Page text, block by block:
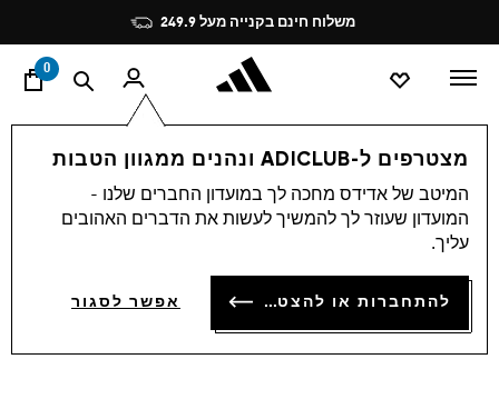
Pause
promotion
rotation
משלוח חינם בקנייה מעל 249.9
0
מצטרפים ל-ADICLUB ונהנים ממגוון הטבות
המיטב של אדידס מחכה לך במועדון החברים שלנו -
המועדון שעוזר לך להמשיך לעשות את הדברים האהובים
עליך.
להתחברות או להצטרפות אפשר לסגור
4.8
מתוך
ערך
דירוג
ממוצע.
Read
4.8 (309)
כפכפי PURECHILL
₪ 229.90